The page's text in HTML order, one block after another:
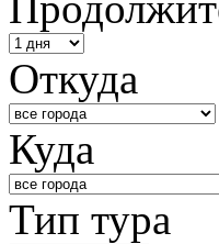
Откуда
Куда
Тип тура